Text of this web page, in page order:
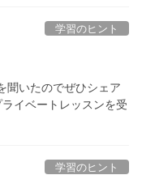
学習のヒント
聞いたのでぜひシェア
イベートレッスンを受
学習のヒント